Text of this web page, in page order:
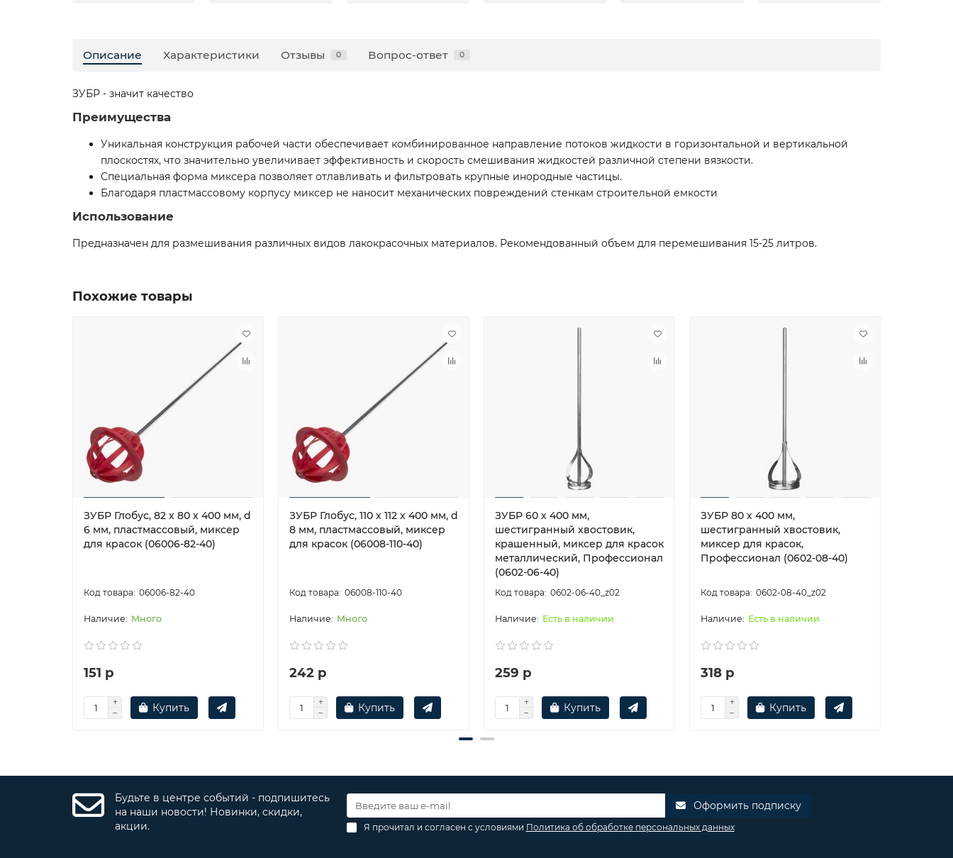
Описание Характеристики Отзывы 0 Вопрос-ответ 0
ЗУБР - значит качество
Преимущества
Уникальная конструкция рабочей части обеспечивает комбинированное направление потоков жидкости в горизонтальной и вертикальной
плоскостях, что значительно увеличивает эффективность и скорость смешивания жидкостей различной степени вязкости.
Специальная форма миксера позволяет отлавливать и фильтровать крупные инородные частицы.
Благодаря пластмассовому корпусу миксер не наносит механических повреждений стенкам строительной емкости
Использование
Предназначен для размешивания различных видов лакокрасочных материалов. Рекомендованный объем для перемешивания 15-25 литров.
Похожие товары
ЗУБР Глобус, 82 х 80 х 400 мм, d
6 мм, пластмассовый, миксер
для красок (06006-82-40)
06006-82-40
Много
151 р
Купить
ЗУБР Глобус, 110 х 112 х 400 мм, d
8 мм, пластмассовый, миксер
для красок (06008-110-40)
06008-110-40
Много
242 р
Купить
ЗУБР 60 х 400 мм,
шестигранный хвостовик,
крашенный, миксер для красок
металлический, Профессионал
(0602-06-40)
0602-06-40_z02
Есть в наличии
259 р
Купить
ЗУБР 80 х 400 мм,
шестигранный хвостовик,
миксер для красок,
Профессионал (0602-08-40)
0602-08-40_z02
Есть в наличии
318 р
Купить
Будьте в центре событий - подпишитесь
на наши новости! Новинки, скидки,
акции.
Оформить подписку
Я прочитал и согласен с условиями Политика об обработке персональных данных